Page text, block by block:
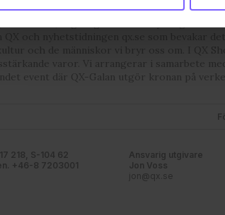
medier och analysera vår trafik. Vi
sociala medier och annons- och
sedan 1995, regnbågs-communityts egen röst
QX och nyhetstidningen qx.se som bevakar det
och de människor vi bryr oss om. I QX
varor. Vi arrangerar i samarbete med
event där QX-Galan utgör kronan på
218, S-104 62
+46-8 7203001
Ansvarig utgivare
Jon Voss
jon@qx.se